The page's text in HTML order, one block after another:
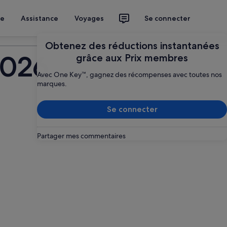
Assistance Voyages Se connecter
Obtenez des réductions instantanées
grâce aux Prix membres
Avec One Key™, gagnez des récompenses avec toutes nos
marques.
Se connecter
Partager mes commentaires
Planifier mon voyage